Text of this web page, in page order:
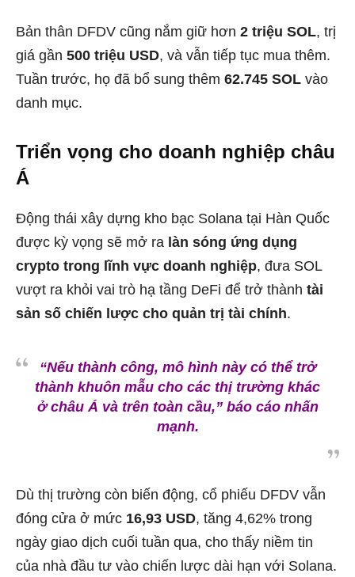
Bản thân DFDV cũng nắm giữ hơn 2 triệu SOL, trị
giá gần 500 triệu USD, và vẫn tiếp tục mua thêm.
Tuần trước, họ đã bổ sung thêm 62.745 SOL vào
danh mục.
Triển vọng cho doanh nghiệp châu
Á
Động thái xây dựng kho bạc Solana tại Hàn Quốc
được kỳ vọng sẽ mở ra làn sóng ứng dụng
crypto trong lĩnh vực doanh nghiệp, đưa SOL
vượt ra khỏi vai trò hạ tầng DeFi để trở thành tài
sản số chiến lược cho quản trị tài chính.
“Nếu thành công, mô hình này có thể trở
thành khuôn mẫu cho các thị trường khác
ở châu Á và trên toàn cầu,”báo cáo nhấn
mạnh.
Dù thị trường còn biến động, cổ phiếu DFDV vẫn
đóng cửa ở mức 16,93 USD, tăng 4,62% trong
ngày giao dịch cuối tuần qua, cho thấy niềm tin
của nhà đầu tư vào chiến lược dài hạn với Solana.